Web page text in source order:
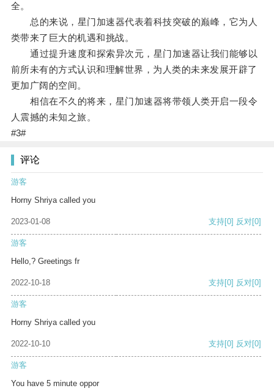
全。
总的来说，星门加速器代表着科技突破的巅峰，它为人
类带来了巨大的机遇和挑战。
通过提升速度和探索异次元，星门加速器让我们能够以
前所未有的方式认识和理解世界，为人类的未来发展开辟了
更加广阔的空间。
相信在不久的将来，星门加速器将带领人类开启一段令
人震撼的未知之旅。
#3#
评论
游客
Horny Shriya called you
2023-01-08 支持[0] 反对[0]
游客
Hello,? Greetings fr
2022-10-18 支持[0] 反对[0]
游客
Horny Shriya called you
2022-10-10 支持[0] 反对[0]
游客
You have 5 minute oppor